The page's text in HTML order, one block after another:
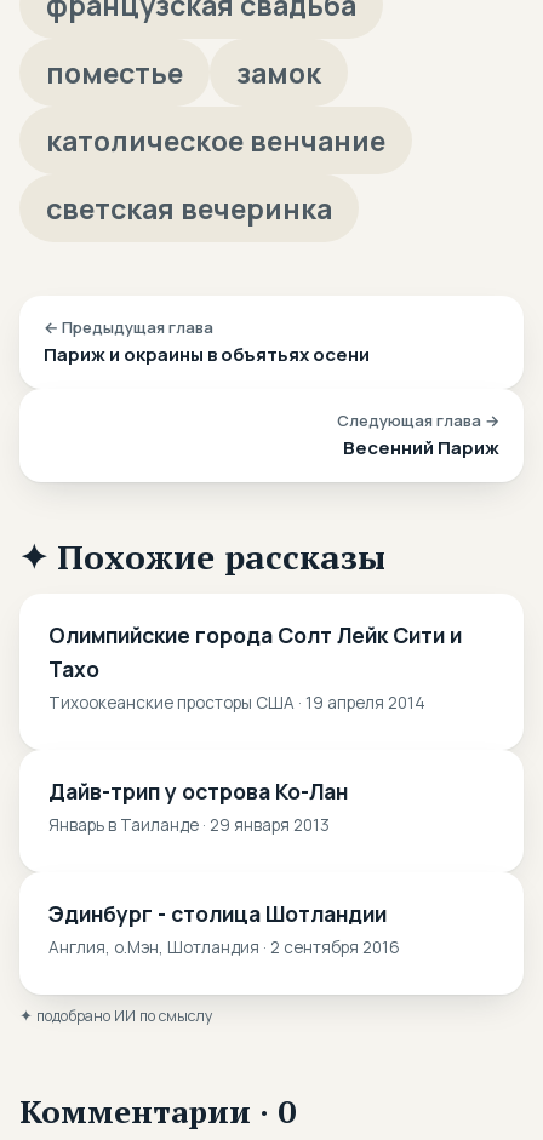
поместье
замок
католическое венчание
светская вечеринка
← Предыдущая глава
Париж и окраины в объятьях осени
Следующая глава →
Весенний Париж
✦ Похожие рассказы
Олимпийские города Солт Лейк Сити и
Тахо
Тихоокеанские просторы США · 19 апреля 2014
Дайв-трип у острова Ко-Лан
Январь в Таиланде · 29 января 2013
Эдинбург - столица Шотландии
Англия, о.Мэн, Шотландия · 2 сентября 2016
✦ подобрано ИИ по смыслу
Комментарии · 0